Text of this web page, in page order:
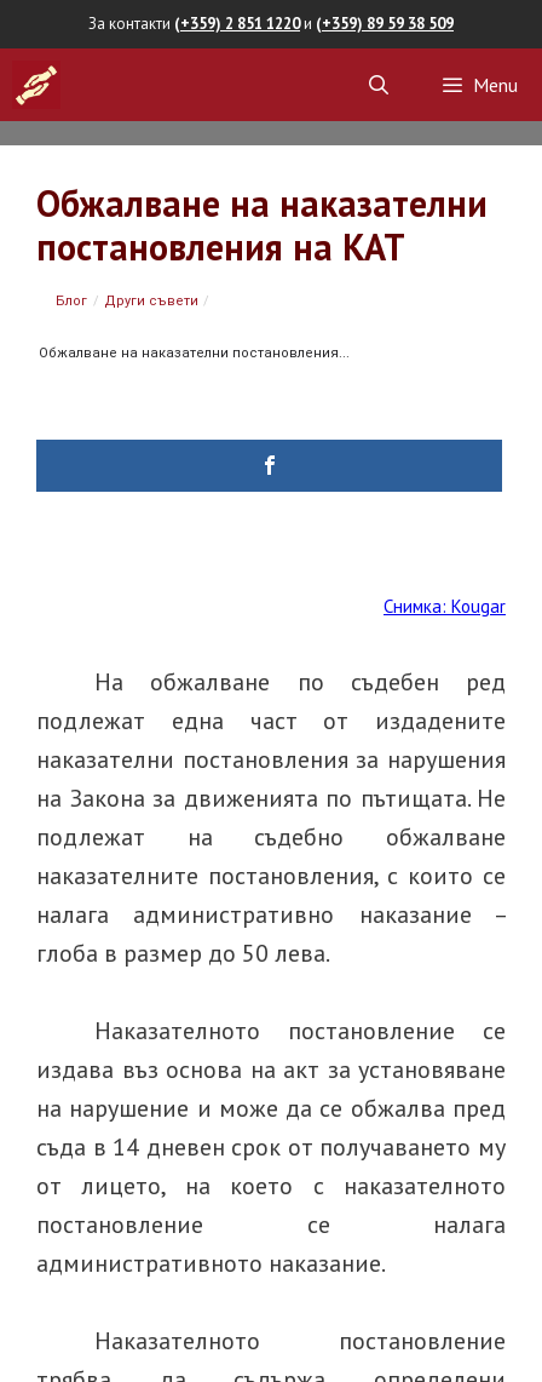
to
content
За контакти (+359) 2 851 1220и (+359) 89 59 38 509
Menu
Обжалване на наказателни
постановления на КАТ
Блог / Други съвети /
Обжалване на наказателни постановления...
Снимка: Kougar
На обжалване по съдебен ред
подлежат една част от издадените
наказателни постановления за нарушения
на Закона за движенията по пътищата. Не
подлежат на съдебно обжалване
наказателните постановления, с които се
налага административно наказание
–
глоба в размер до 50 лева.
Наказателното постановление
се
издава въз основа на акт за установяване
на нарушение и може да се обжалва пред
съда в 14 дневен срок от получаването му
от лицето, на което с наказателното
постановление се налага
административното наказание.
Наказателното постановление